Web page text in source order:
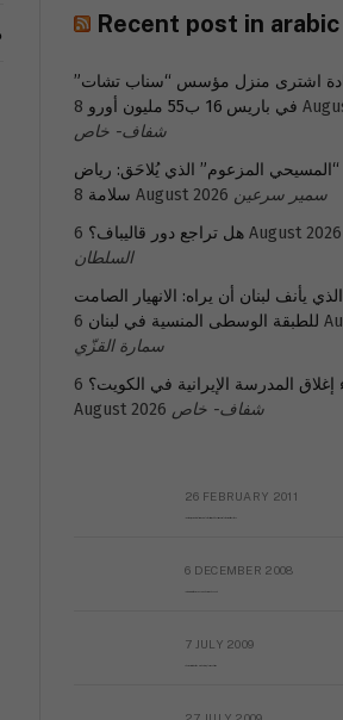
Recent post in arabic
اشترى منزل مؤسس “سناب تشات”
في باريس 16 ب55 مليون أورو 8
شفاف- خاص
المزعوم” الذي يُلاحَق: رياض
سلامة 8 August 2026 سمير سرعين
هل تراجع دور قاليباف؟ 6 August 2026
السلطان
يأنف لبنان أن يراه: الانهيار الصامت
للطبقة الوسطى المنسية في لبنان 6
سمارة القزّي
إغلاق المدرسة الإيرانية في الكويت؟ 6
August 2026 شفاف- خاص
26 FEBRUARY 2011
6 DECEMBER 2008
7 JULY 2009